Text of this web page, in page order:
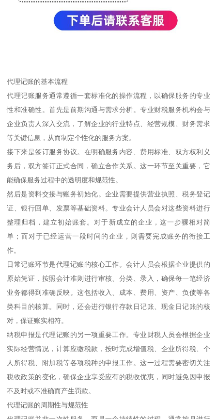
代理记账的基本流程
代理记账服务通常遵循一套标准化的操作流程，以确保服务的专业
性和准确性。首先是前期沟通与需求分析。专业财税服务机构会与
企业负责人深入交流，了解企业的行业特点、经营规模、财务需求
等关键信息，从而制定个性化的服务方案。
接下来是签订服务协议。在明确服务内容、费用标准、双方权利义
务后，双方签订正式合同，确立合作关系。这一环节至关重要，它
能确保服务过程中的透明度和规范性。
然后是资料交接与账务初始化。企业需要提供营业执照、税务登记
证、银行回单、发票等基础资料。专业会计人员会对这些资料进行
整理归档，建立初始账套。对于新成立的企业，这一步骤相对简
单；而对于已经运营一段时间的企业，则需要完成账务的衔接工
作。
日常记账环节是代理记账的核心工作。会计人员会根据企业提供的
原始凭证，按照会计准则进行审核、分类、录入，确保每一笔经济
业务都得到准确反映。这包括收入、成本、费用、资产、负债等各
类科目的核算。同时，还会进行银行存款日记账、现金日记账的核
对，保证账实相符。
纳税申报是代理记账的另一项重要工作。专业财税人员会根据企业
实际经营情况，计算应缴税款，按时完成增值税、企业所得税、个
人所得税、附加税等各项税种的申报工作。这一过程需要密切关注
税收政策的变化，确保企业享受应有的税收优惠，同时避免因申报
不及时或不准确而产生罚款。
代理记账的周期性与规范性